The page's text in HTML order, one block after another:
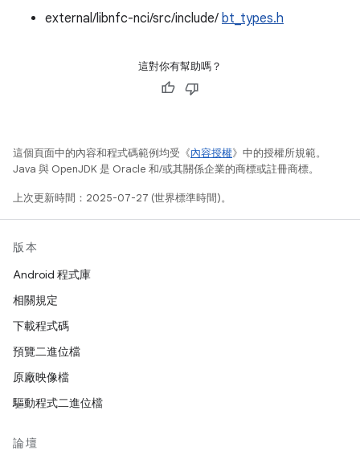
external/libnfc-nci/src/include/ bt_types.h
這對你有幫助嗎？
這個頁面中的內容和程式碼範例均受《內容授權》中的授權所規範。
Java 與 OpenJDK 是 Oracle 和/或其關係企業的商標或註冊商標。
上次更新時間：2025-07-27 (世界標準時間)。
版本
Android 程式庫
相關規定
下載程式碼
預覽二進位檔
原廠映像檔
驅動程式二進位檔
論壇